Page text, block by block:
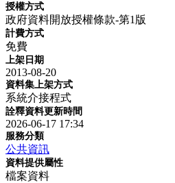
授權方式
政府資料開放授權條款-第1版
計費方式
免費
上架日期
2013-08-20
資料集上架方式
系統介接程式
詮釋資料更新時間
2026-06-17 17:34
服務分類
公共資訊
資料提供屬性
檔案資料